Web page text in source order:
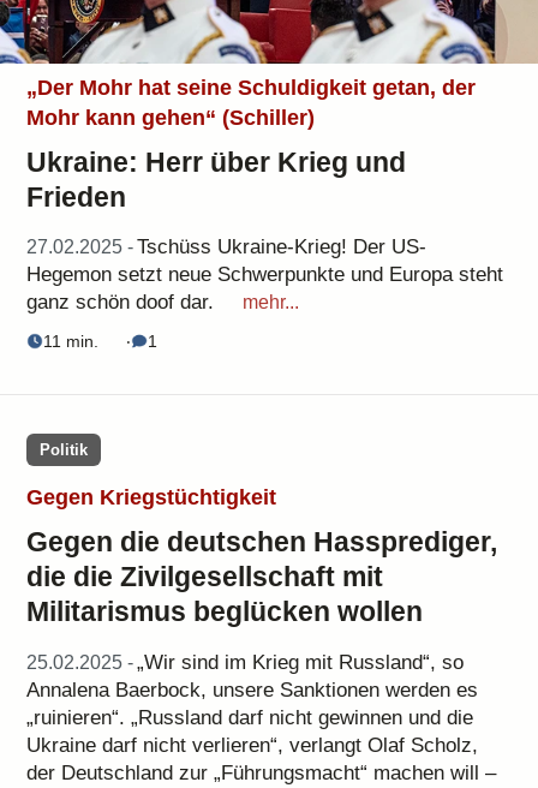
„Der Mohr hat seine Schuldigkeit getan, der
Mohr kann gehen“ (Schiller)
Ukraine: Herr über Krieg und
Frieden
27.02.2025 -Tschüss Ukraine-Krieg! Der US-
Hegemon setzt neue Schwerpunkte und Europa steht
ganz schön doof dar.
mehr...
11 min. ‧ 1
Politik
Gegen Kriegstüchtigkeit
Gegen die deutschen Hassprediger,
die die Zivilgesellschaft mit
Militarismus beglücken wollen
25.02.2025 -„Wir sind im Krieg mit Russland“, so
Annalena Baerbock, unsere Sanktionen werden es
„ruinieren“. „Russland darf nicht gewinnen und die
Ukraine darf nicht verlieren“, verlangt Olaf Scholz,
der Deutschland zur „Führungsmacht“ machen will –